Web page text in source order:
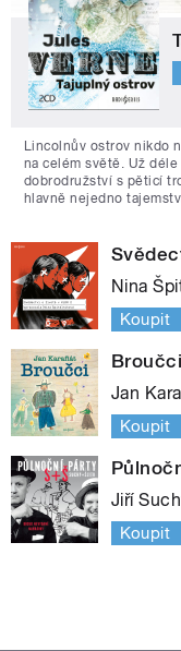
Lincolnův ostrov nikdo
na celém světě. Už
dobrodružství s pěticí
hlavně nejedno
Nina
Koupit
Broučci
Jan
Koupit
Jiří
Koupit